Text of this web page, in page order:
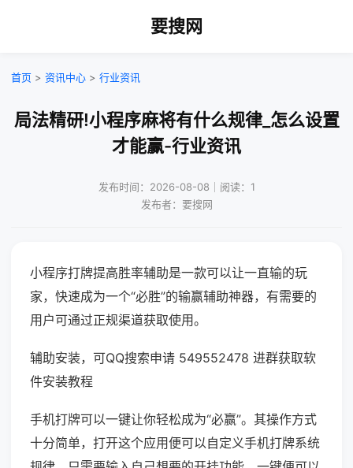
要搜网
首页 > 资讯中心 > 行业资讯
局法精研!小程序麻将有什么规律_怎么设置
才能赢-行业资讯
发布时间：2026-08-08｜阅读：1
发布者：要搜网
小程序打牌提高胜率辅助是一款可以让一直输的玩
家，快速成为一个“必胜”的输赢辅助神器，有需要的
用户可通过正规渠道获取使用。
辅助安装，可QQ搜索申请 549552478 进群获取软
件安装教程
手机打牌可以一键让你轻松成为“必赢”。其操作方式
十分简单，打开这个应用便可以自定义手机打牌系统